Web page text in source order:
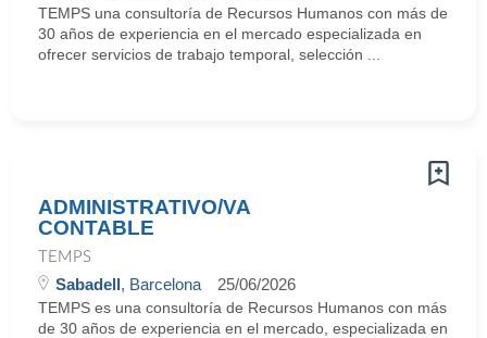
TEMPS una consultoría de Recursos Humanos con más de
30 años de experiencia en el mercado especializada en
ofrecer servicios de trabajo temporal, selección ...
ADMINISTRATIVO/VA
CONTABLE
TEMPS
Sabadell, Barcelona 25/06/2026
TEMPS es una consultoría de Recursos Humanos con más
de 30 años de experiencia en el mercado, especializada en